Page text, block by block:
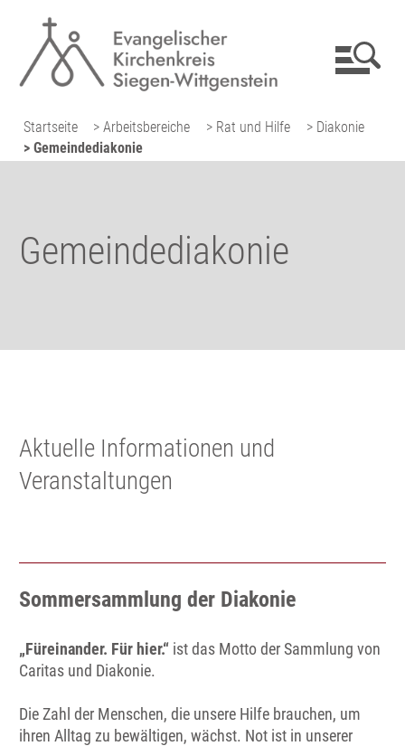
Startseite > Arbeitsbereiche > Rat und Hilfe
> Diakonie
> Gemeindediakonie
Gemeindediakonie
Aktuelle Informationen und
Veranstaltungen
Sommersammlung der Diakonie
„Füreinander. Für hier.“ ist das Motto der Sammlung von
Caritas und Diakonie.
Die Zahl der Menschen, die unsere Hilfe brauchen, um
ihren Alltag zu bewältigen, wächst. Not ist in unserer